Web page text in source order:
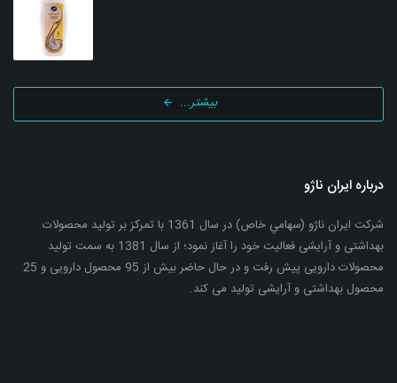
بیشتر...
درباره ایران ناژو
شرکت ایران ناژو (سهامي خاص) در سال 1361 با تمرکز بر تولید محصولات
بهداشتی و آرایشی فعالیت خود را آغاز نمود؛ از سال 1381 به سمت تولید
محصولات دارویی پیش رفت و در حال حاضر بیش از 95 محصول دارویی و 25
محصول بهداشتی و آرایشی تولید می کند.